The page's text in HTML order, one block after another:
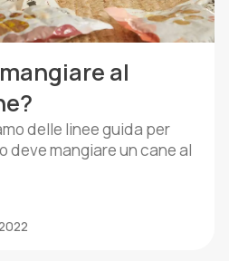
al
delle linee guida per
deve mangiare un cane al